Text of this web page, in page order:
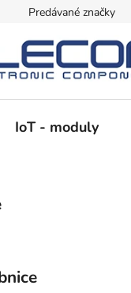
Predávané značky
IoT - moduly